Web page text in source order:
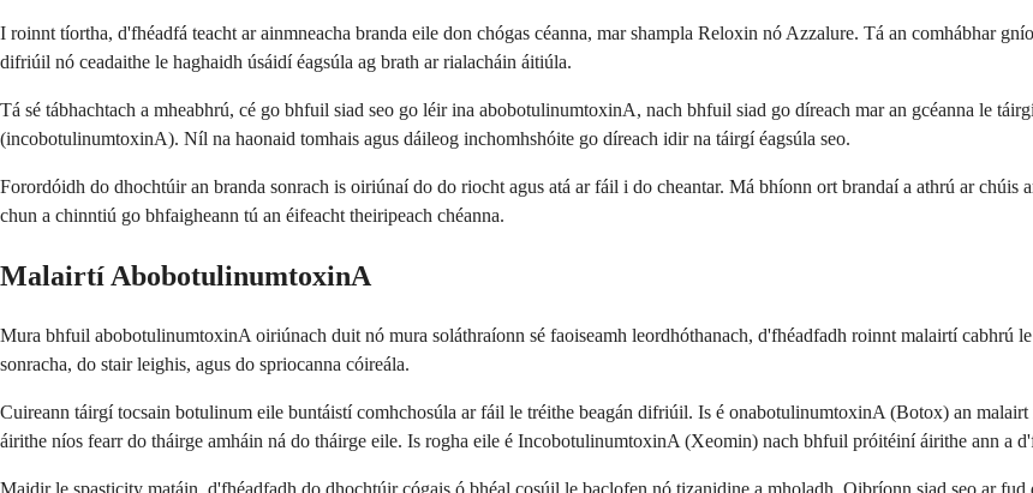
I roinnt tíortha, d'fhéadfá teacht ar ainmneacha branda eile don chógas céanna, mar shampla Reloxin nó Azzalure. Tá an comhábhar
difriúil nó ceadaithe le haghaidh úsáidí éagsúla ag brath ar rialacháin áitiúla.
Tá sé tábhachtach a mheabhrú, cé go bhfuil siad seo go léir ina abobotulinumtoxinA, nach bhfuil siad go díreach mar an gcéanna le
(incobotulinumtoxinA). Níl na haonaid tomhais agus dáileog inchomhshóite go díreach idir na táirgí éagsúla seo.
Forordóidh do dhochtúir an branda sonrach is oiriúnaí do do riocht agus atá ar fáil i do cheantar. Má bhíonn ort brandaí a athrú ar
chun a chinntiú go bhfaigheann tú an éifeacht theiripeach chéanna.
Malairtí AbobotulinumtoxinA
Mura bhfuil abobotulinumtoxinA oiriúnach duit nó mura soláthraíonn sé faoiseamh leordhóthanach, d'fhéadfadh roinnt malairtí cabhrú
sonracha, do stair leighis, agus do spriocanna cóireála.
Cuireann táirgí tocsain botulinum eile buntáistí comhchosúla ar fáil le tréithe beagán difriúil. Is é onabotulinumtoxinA (Botox) an
áirithe níos fearr do tháirge amháin ná do tháirge eile. Is rogha eile é IncobotulinumtoxinA (Xeomin) nach bhfuil próitéiní áirithe ann a
Maidir le spasticity matáin, d'fhéadfadh do dhochtúir cógais ó bhéal cosúil le baclofen nó tizanidine a mholadh. Oibríonn siad seo ar